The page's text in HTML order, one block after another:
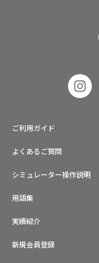
ご利用ガイド
よくあるご質問
シミュレーター操作説明
用語集
実績紹介
新規会員登録